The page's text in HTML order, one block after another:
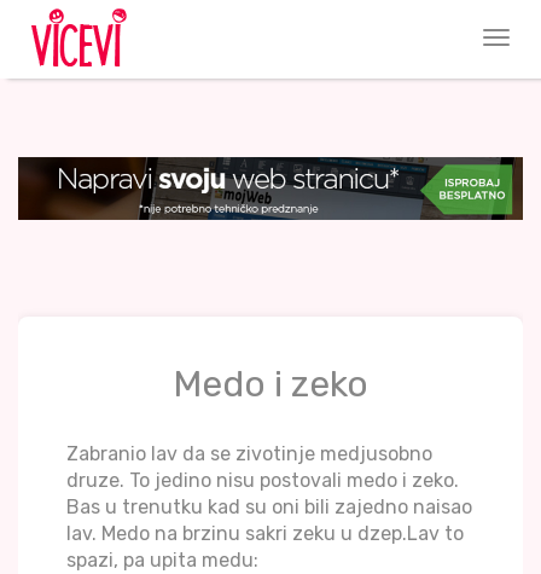
Medo i zeko
Zabranio lav da se zivotinje medjusobno
druze. To jedino nisu postovali medo i zeko.
Bas u trenutku kad su oni bili zajedno naisao
lav. Medo na brzinu sakri zeku u dzep.Lav to
spazi, pa upita medu: